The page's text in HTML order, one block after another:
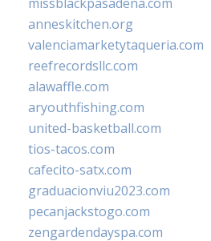
anneskitchen.org
valenciamarketytaqueria.com
reefrecordsllc.com
alawaffle.com
aryouthfishing.com
united-basketball.com
tios-tacos.com
cafecito-satx.com
graduacionviu2023.com
pecanjackstogo.com
zengardendayspa.com